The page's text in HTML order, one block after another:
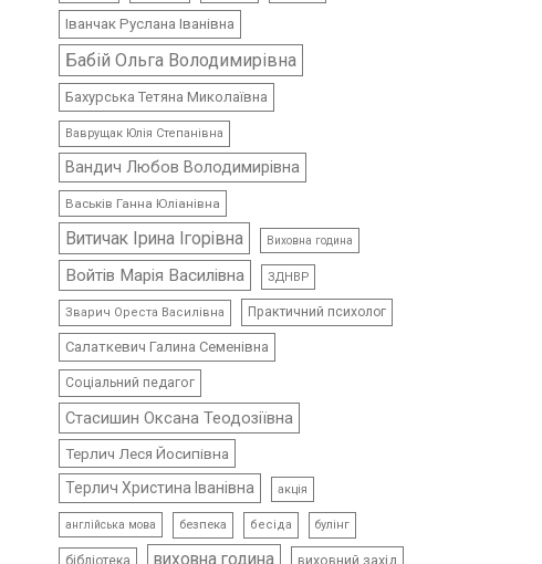
Іванчак Руслана Іванівна
Бабій Ольга Володимирівна
Бахурська Тетяна Миколаївна
Ваврущак Юлія Степанівна
Вандич Любов Володимирівна
Васьків Ганна Юліанівна
Витичак Ірина Ігорівна Виховна година
Войтів Марія Василівна ЗДНВР
Зварич Ореста Василівна Практичний психолог
Салаткевич Галина Семенівна
Соціальний педагог
Стасишин Оксана Теодозіївна
Терлич Леся Йосипівна
Терлич Христина Іванівна
акція
англійська мова безпека бесіда булінг
виховна година виховний захід